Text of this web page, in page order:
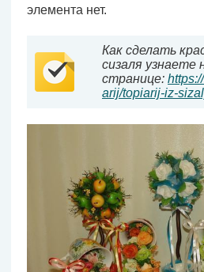
элемента нет.
Как сделать
сизаля узнаете
странице:
arij/topiarij-iz-